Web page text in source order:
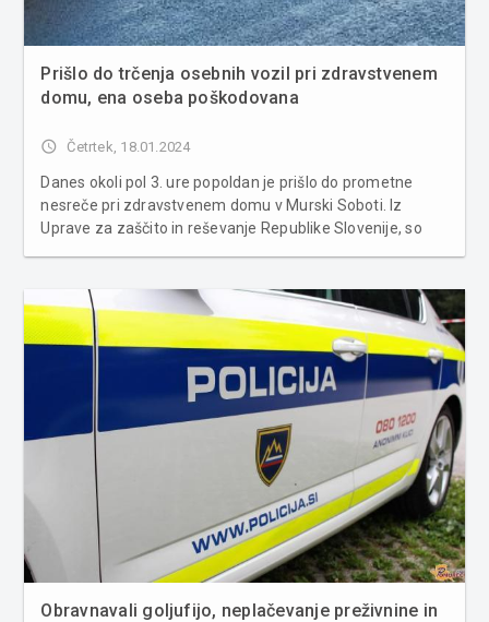
Prišlo do trčenja osebnih vozil pri zdravstvenem
domu, ena oseba poškodovana
access_time Četrtek, 18.01.2024
Danes okoli pol 3. ure popoldan je prišlo do prometne
nesreče pri zdravstvenem domu v Murski Soboti. Iz
Uprave za zaščito in reševanje Republike Slovenije, so
zavar...
Obravnavali goljufijo, neplačevanje preživnine in